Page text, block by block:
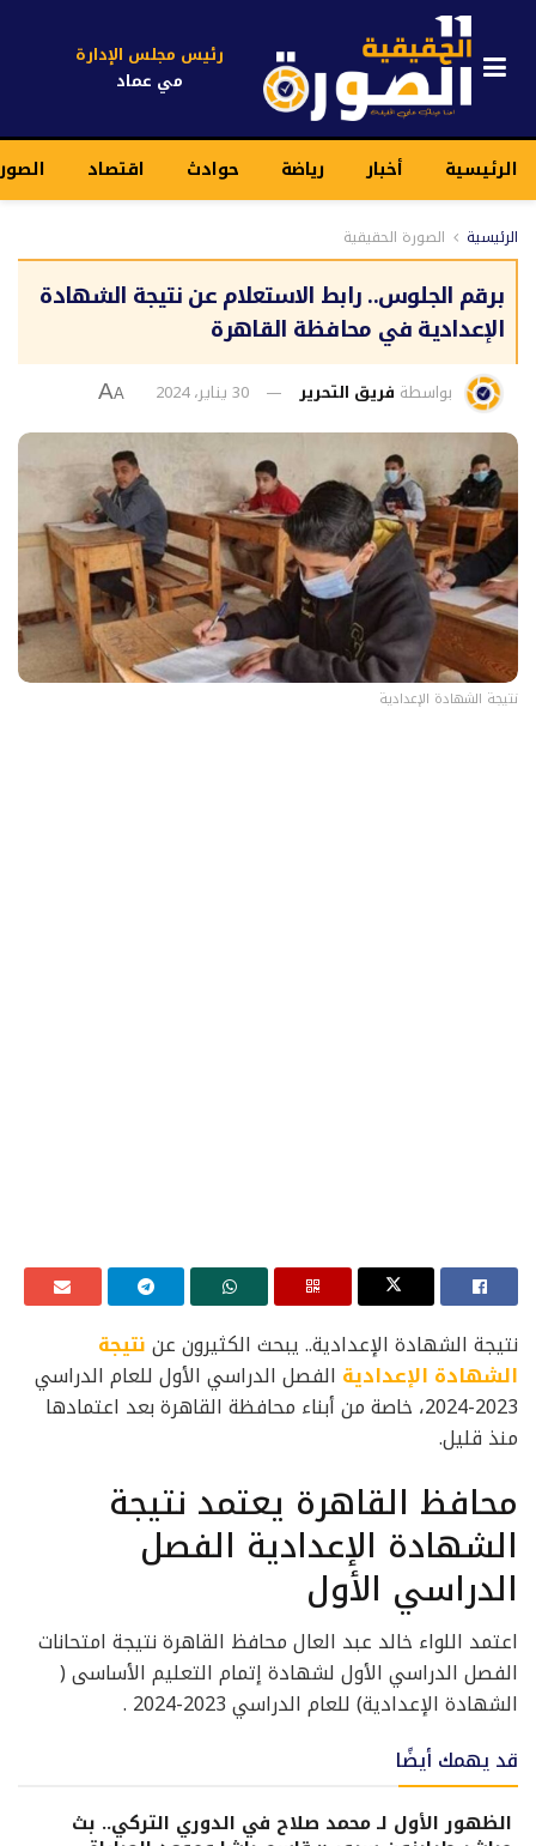
رئيس مجلس الإدارة
مي عماد
الرئيسية أخبار رياضة حوادث اقتصاد
الرئيسية الصورة الحقيقية
برقم الجلوس.. رابط الاستعلام عن نتيجة الشهادة
الإعدادية في محافظة القاهرة
بواسطة فريق التحرير 30 يناير، 2024 A
A
نتيجة الشهادة الإعدادية
نتيجة الشهادة الإعدادية.. يبحث الكثيرون عننتيجة
الشهادة الإعدادية الفصل الدراسي الأول للعام الدراسي
2023-2024، خاصة من أبناء محافظة القاهرة بعد اعتمادها
منذ قليل.
محافظ القاهرة يعتمد نتيجة
الشهادة الإعدادية الفصل
الدراسي الأول
اعتمد اللواء خالد عبد العال محافظ القاهرة نتيجة امتحانات
الفصل الدراسي الأول لشهادة إتمام التعليم الأساسى (
الشهادة الإعدادية) للعام الدراسي 2023-2024 .
قد يهمك أيضًا
الظهور الأول لـ محمد صلاح في الدوري التركي.. بث